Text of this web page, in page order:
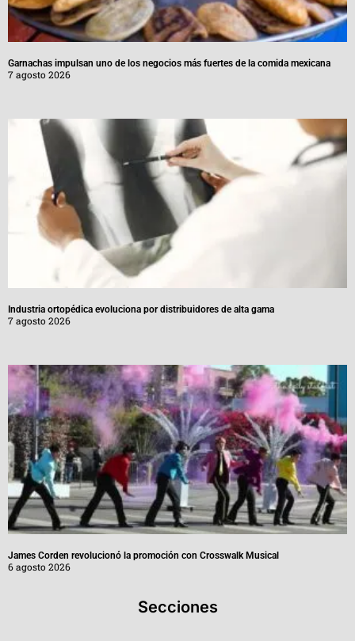
Garnachas impulsan uno de los negocios más fuertes de la comida mexicana
7 agosto 2026
Industria ortopédica evoluciona por distribuidores de alta gama
7 agosto 2026
James Corden revolucionó la promoción con Crosswalk Musical
6 agosto 2026
Secciones